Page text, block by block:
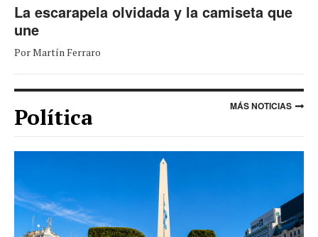
La escarapela olvidada y la camiseta que
une
Por Martín Ferraro
Política MÁS NOTICIAS